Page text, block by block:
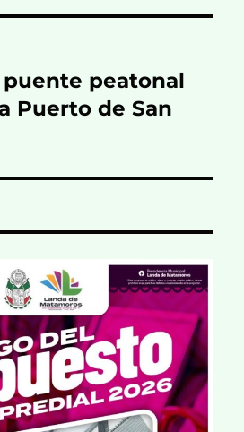
peatonal
Puerto de San